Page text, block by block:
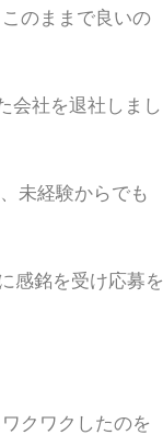
のままで良いの
会社を退社しまし
未経験からでも
感銘を受け応募を
クワクしたのを